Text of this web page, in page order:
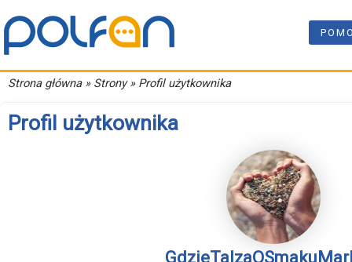
Strona główna» Strony » Profil użytkownika
Profil użytkownika